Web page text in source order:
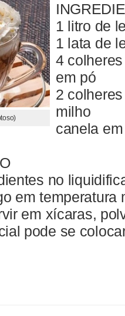
1 litro de
1 lata de
4
em pó
2
milho
canela
no
em temperatura
em xícaras,
pode se